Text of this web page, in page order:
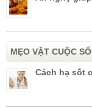
MẸO VẶT CUỘC
Cách hạ sốt